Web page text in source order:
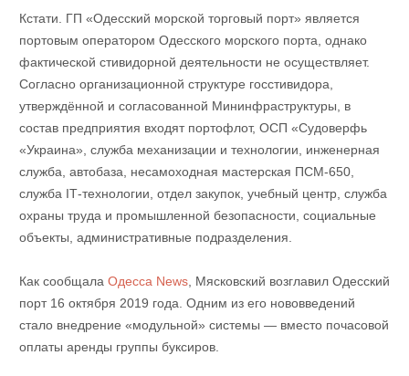
Кстати. ГП «Одесский морской торговый порт» является
портовым оператором Одесского морского порта, однако
фактической стивидорной деятельности не осуществляет.
Согласно организационной структуре госстивидора,
утверждённой и согласованной Мининфраструктуры, в
состав предприятия входят портофлот, ОСП «Судоверфь
«Украина», служба механизации и технологии, инженерная
служба, автобаза, несамоходная мастерская ПСМ-650,
служба ІТ-технологии, отдел закупок, учебный центр, служба
охраны труда и промышленной безопасности, социальные
объекты, административные подразделения.
Как сообщала Одесса News, Мясковский возглавил Одесский
порт 16 октября 2019 года. Одним из его нововведений
стало внедрение «модульной» системы — вместо почасовой
оплаты аренды группы буксиров.